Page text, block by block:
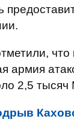
армия
2,5